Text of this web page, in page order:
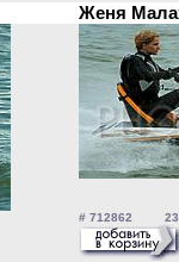
Женя
# 712862 23